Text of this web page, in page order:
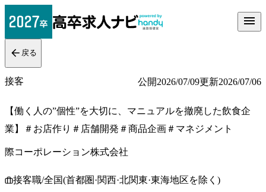
戻る
接客 公開2026/07/09更新2026/07/06
【働く人の”個性”を大切に、マニュアルを撤廃した飲食企
業】＃お店作り＃店舗開発＃商品企画＃マネジメント
際コーポレーション株式会社
接客職/全国(首都圏·関西·北関東·東海地区を除く)